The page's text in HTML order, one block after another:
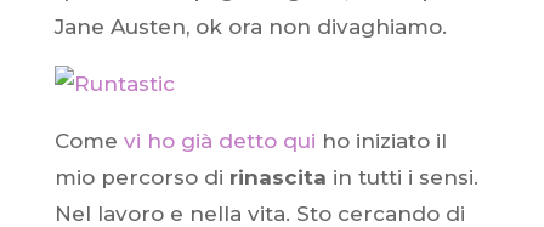
Jane Austen, ok ora non divaghiamo.
Come vi ho già detto qui ho iniziato il
mio percorso di rinascita in tutti i sensi.
Nel lavoro e nella vita. Sto cercando di